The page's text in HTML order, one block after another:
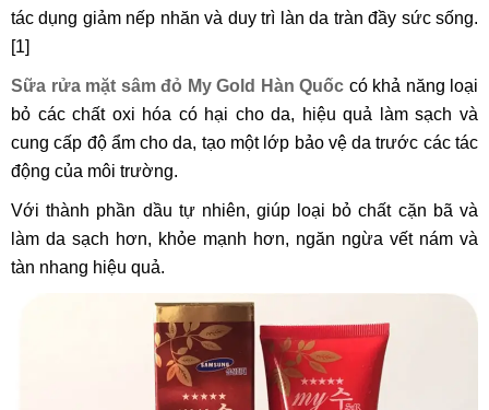
tác dụng giảm nếp nhăn và duy trì làn da tràn đầy sức sống.
[1]
Sữa rửa mặt sâm đỏ My Gold Hàn Quốc có khả năng loại
bỏ các chất oxi hóa có hại cho da, hiệu quả làm sạch và
cung cấp độ ẩm cho da, tạo một lớp bảo vệ da trước các tác
động của môi trường.
Với thành phần dầu tự nhiên, giúp loại bỏ chất cặn bã và
làm da sạch hơn, khỏe mạnh hơn, ngăn ngừa vết nám và
tàn nhang hiệu quả.